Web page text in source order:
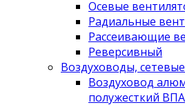
Осевые
Радиальные
Рассеивающие
Реверсивный
Воздуховоды,
Воздуховод
полужесткий ВПА